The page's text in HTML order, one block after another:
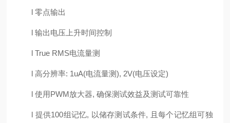
l零点输出
l输出电压上升时间控制
lTrue RMS电流量测
l高分辨率: 1uA(电流量测), 2V(电压设定)
l使用PWM放大器, 确保测试效益及测试可靠性
l 提供100组记忆, 以储存测试条件, 且每个记忆组可独